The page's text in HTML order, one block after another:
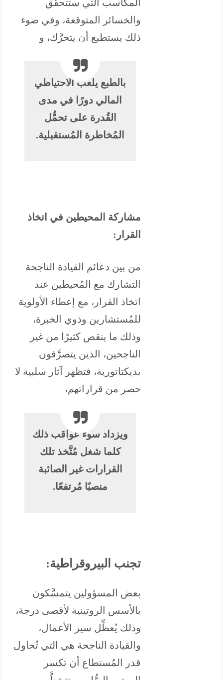
المكاسب التي ستتحقق
والخسائر المتوقعة، وفي ضوء
ذلك يستطيع أن يتحرَّك، و
بالطبع يلعب الاحتياطي
المالي دورًا في مدى
القُدرة على تحمُّل
المُخاطرة المُستقبلية.
مشاركة المحيطين في اتخاذ
القرار:
من بين دعائم القيادة الناجحة
التشارك مع المُحيطين عند
اتخاذ القرار، مع إعطاء الأولوية
للمُستشارين وذوي الخبرة،
وذلك ما ينقص كثيرًا من غير
الناجحين، الذين يتصرَّفون
بديكتاتورية، فتظهر آثار سلبية لا
حصر من قراراتهم،
ويزداد سوء عواقب ذلك
كلما شغل مُتَّخذ تلك
القرارات غير الصائبة
منصبًا مُرتفعًا.
تجنب البيروقراطية:
بعض المسؤولين يتمسَّكون
بالأسس الروتينية لأقصى درجة،
وذلك يُعطِّل سير الأعمال،
والقيادة الناجحة هي التي تُحاول
قدر المُستطاع أن تكسر